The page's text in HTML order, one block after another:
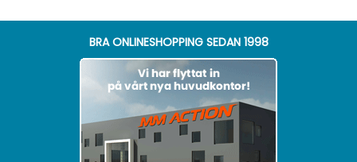
BRA ONLINESHOPPING SEDAN 1998